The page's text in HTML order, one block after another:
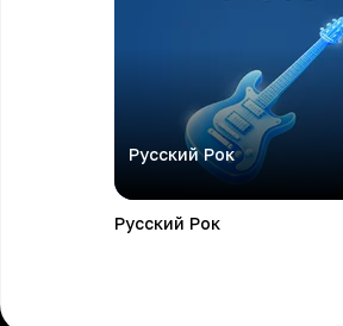
Русский Рок
Русский Рок